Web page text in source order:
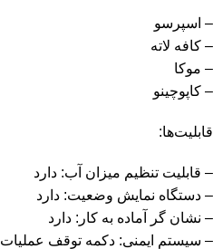
– اسپرسو
– کافه لاته
– موکا
– کاپوچینو
قابلیت‌ها:
– قابلیت تنظیم میزان آب: دارد
– دستگاه نمایش وضعیت: دارد
– نشان گر آماده به کار: دارد
– سیستم ایمنی: دکمه توقف عملیات